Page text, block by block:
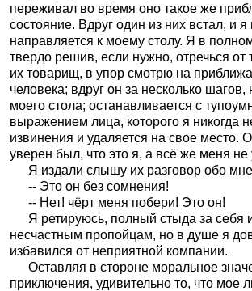
переживал во время оно такое же
состояние. Вдруг один из них встал, и я
направляется к моему столу. Я в
твердо решив, если нужно, отречься от
их товарищ, в упор смотрю на
человека; вдруг он за несколько шагов,
моего стола; останавливается с
выражением лица, которого я никогда
извинения и удаляется на свое место.
уверен был, что это я, а всё же меня не
Я издали слышу их разговор обо
-- Это он без сомнения!
-- Нет! чёрт меня побери! Это он!
Я ретируюсь, полный стыда за себя
несчастным пропойцам, но в душе я
избавился от неприятной компании.
Оставляя в стороне моральное
приключения, удивительно то, что мое